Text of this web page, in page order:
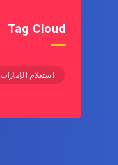
Tag Cloud
استعلام الإمارات